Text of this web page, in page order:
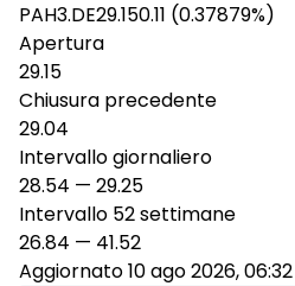
PAH3.DE29.150.11 (0.37879%)
Apertura
29.15
Chiusura precedente
29.04
Intervallo giornaliero
28.54 — 29.25
Intervallo 52 settimane
26.84 — 41.52
Aggiornato 10 ago 2026, 06:32